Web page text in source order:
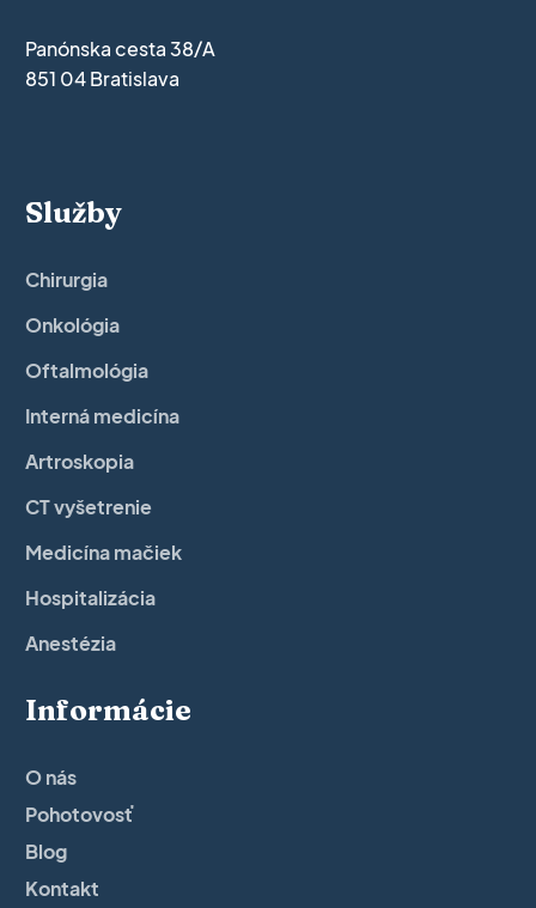
Panónska cesta 38/A
851 04 Bratislava
Služby
Chirurgia
Onkológia
Oftalmológia
Interná medicína
Artroskopia
CT vyšetrenie
Medicína mačiek
Hospitalizácia
Anestézia
Informácie
O nás
Pohotovosť
Blog
Kontakt